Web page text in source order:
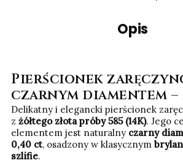
Opis
Pierścionek
czarnym diamentem –
Delikatny i elegancki pierścionek
z żółtego złota próby 585 (14K). Jego
elementem jest naturalny czarny
0,40 ct, osadzony w klasycznym
szlifie.